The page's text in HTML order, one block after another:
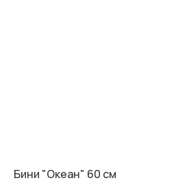
Бини "Океан" 60 см